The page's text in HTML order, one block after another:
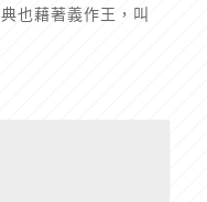
也藉著義作王，叫